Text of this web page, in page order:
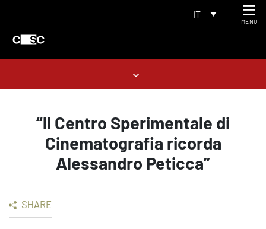
IT
MENU
“ll Centro Sperimentale di
Cinematografia ricorda
Alessandro Peticca”
SHARE